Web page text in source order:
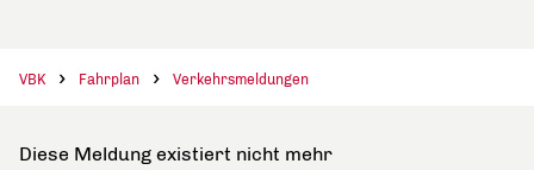
VBK Fahrplan Verkehrsmeldungen
Diese Meldung existiert nicht mehr